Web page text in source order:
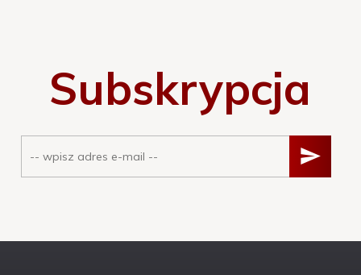
Subskrypcja